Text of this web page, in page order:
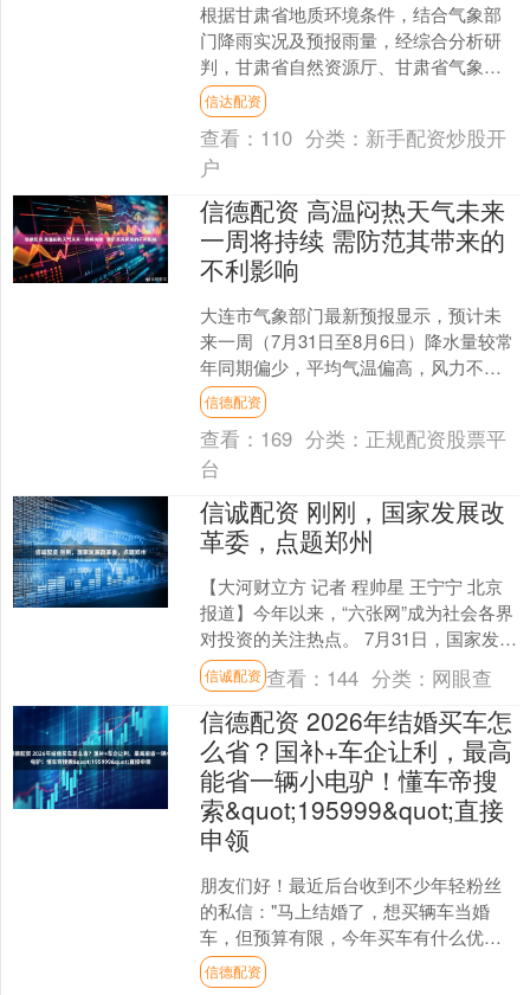
根据甘肃省地质环境条件，结合气象部
门降雨实况及预报雨量，经综合分析研
判，甘肃省自然资源厅、甘肃省气象局
于今天（31日）上午发布地质灾害气象
风险预警。 r 预计未....
信达配资
查看： 110 分类： 新手配资炒股开
户
信德配资 高温闷热天气未来
一周将持续 需防范其带来的
不利影响
大连市气象部门最新预报显示，预计未
来一周（7月31日至8月6日）降水量较常
年同期偏少，平均气温偏高，风力不
大。 降雨预报： 7月31日至8月2日：11
时至17时....
信德配资
查看： 169 分类： 正规配资股票平
台
信诚配资 刚刚，国家发展改
革委，点题郑州
【大河财立方 记者 程帅星 王宁宁 北京
报道】今年以来，“六张网”成为社会各界
对投资的关注热点。 7月31日，国家发展
改革委召开新闻发布会，再次介绍了“六
张网”....
信诚配资 查看： 144 分类： 网眼查
信德配资 2026年结婚买车怎
么省？国补+车企让利，最高
能省一辆小电驴！懂车帝搜
索&quot;195999&quot;直接
申领
朋友们好！最近后台收到不少年轻粉丝
的私信："马上结婚了，想买辆车当婚
车，但预算有限，今年买车有什么优惠
政策吗？"今天就来给准备结婚的年轻人
们好好盘一盘，2026....
信德配资